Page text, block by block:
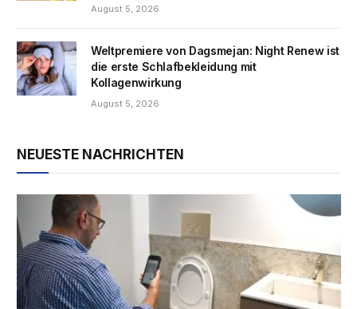
August 5, 2026
Weltpremiere von Dagsmejan: Night Renew ist
die erste Schlafbekleidung mit
Kollagenwirkung
August 5, 2026
NEUESTE NACHRICHTEN